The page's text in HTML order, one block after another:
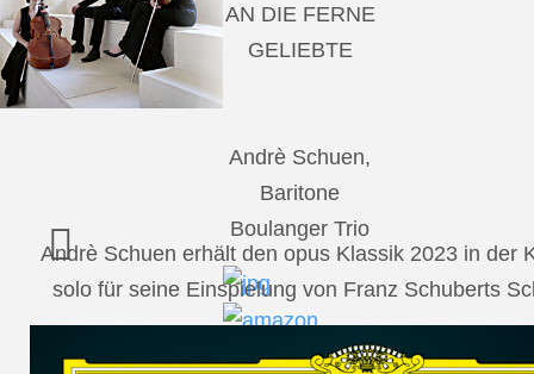
AN DIE FERNE
GELIEBTE
Andrè Schuen,
Baritone
Boulanger Trio
Andrè Schuen erhält den opus Klassik 2023 in der
solo für seine Einspielung von Franz Schuberts